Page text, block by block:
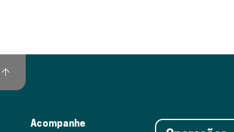
Acompanhe Operações
↑